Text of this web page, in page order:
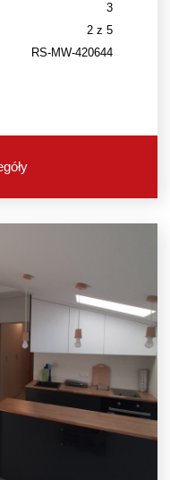
3
2 z 5
RS-MW-420644